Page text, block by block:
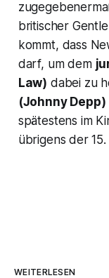
britischer
kommt, dass
darf, um dem
Law) dabei zu
(Johnny Depp)
spätestens im
übrigens der
WEITERLESEN